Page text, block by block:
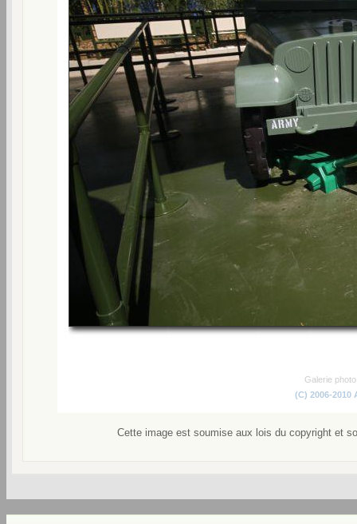
Galerie
(C) 2006-2010
Cette image est soumise aux lois du copyright et